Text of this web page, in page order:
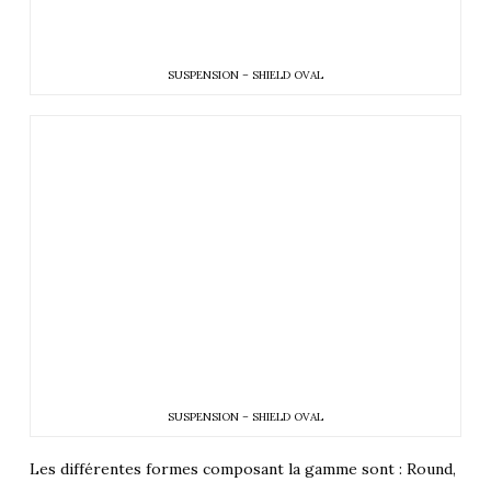
SUSPENSION – SHIELD OVAL
SUSPENSION – SHIELD OVAL
Les différentes formes composant la gamme sont : Round,